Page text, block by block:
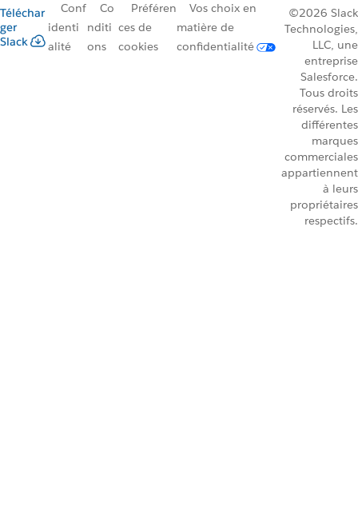
Téléchar
ger
Slack
Conf
identi
alité
Co
nditi
ons
Préféren
ces de
cookies
Vos choix en
matière de
confidentialité
©2026 Slack
Technologies,
LLC, une
entreprise
Salesforce.
Tous droits
réservés. Les
différentes
marques
commerciales
appartiennent
à leurs
propriétaires
respectifs.